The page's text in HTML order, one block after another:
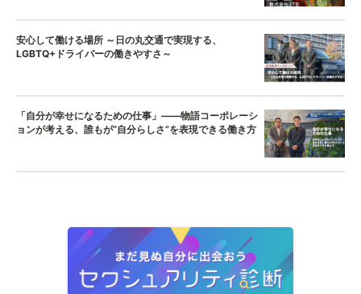
安心して働ける場所 ～日の丸交通で実現する、
LGBTQ+ドライバーの働きやすさ～
「自分が幸せになるための仕事」——物語コーポレーシ
ョンが考える、誰もが“自分らしさ”を表現できる働き方